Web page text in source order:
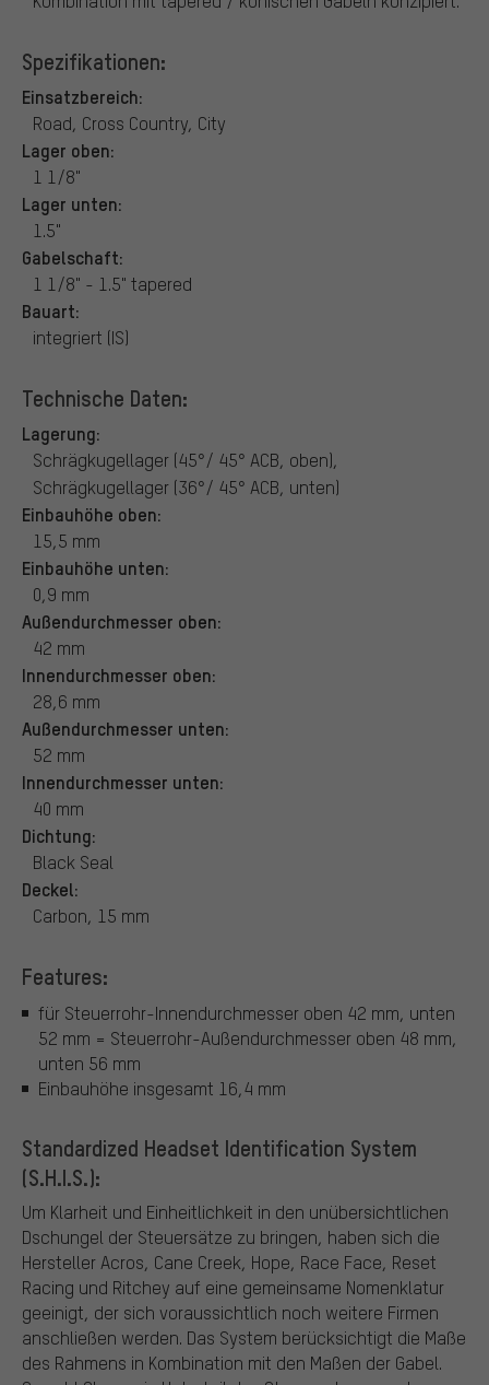
Spezifikationen:
Einsatzbereich:
Road, Cross Country, City
Lager oben:
1 1/8"
Lager unten:
1.5"
Gabelschaft:
1 1/8" - 1.5" tapered
Bauart:
integriert (IS)
Technische Daten:
Lagerung:
Schrägkugellager (45°/ 45° ACB, oben),
Schrägkugellager (36°/ 45° ACB, unten)
Einbauhöhe oben:
15,5 mm
Einbauhöhe unten:
0,9 mm
Außendurchmesser oben:
42 mm
Innendurchmesser oben:
28,6 mm
Außendurchmesser unten:
52 mm
Innendurchmesser unten:
40 mm
Dichtung:
Black Seal
Deckel:
Carbon, 15 mm
Features:
für Steuerrohr-Innendurchmesser oben 42 mm, unten
52 mm = Steuerrohr-Außendurchmesser oben 48 mm,
unten 56 mm
Einbauhöhe insgesamt 16,4 mm
Standardized Headset Identification System
(S.H.I.S.):
Um Klarheit und Einheitlichkeit in den unübersichtlichen
Dschungel der Steuersätze zu bringen, haben sich die
Hersteller Acros, Cane Creek, Hope, Race Face, Reset
Racing und Ritchey auf eine gemeinsame Nomenklatur
geeinigt, der sich voraussichtlich noch weitere Firmen
anschließen werden. Das System berücksichtigt die Maße
des Rahmens in Kombination mit den Maßen der Gabel.